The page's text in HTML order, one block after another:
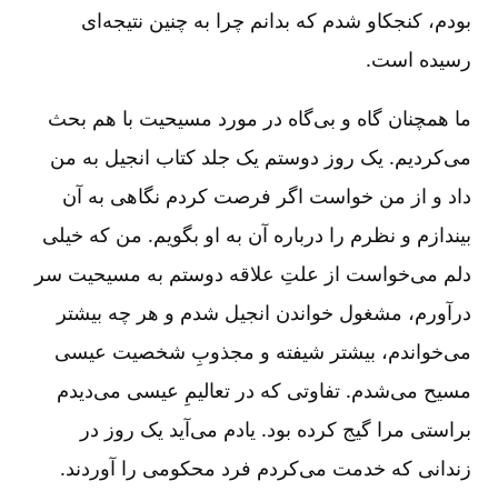
بودم، کنجکاو شدم که بدانم چرا به چنین نتیجه‌ای
رسیده ‌است.
ما همچنان گاه و بی‌گاه در مورد مسیحیت با هم بحث
می‌کردیم. یک روز دوستم یک جلد کتاب انجیل به من
داد و از من خواست اگر فرصت کردم نگاهی به آن
بیندازم و نظرم را درباره آن به او بگویم. من که خیلی
دلم می‌خواست از علتِ علاقه دوستم به مسیحیت سر
درآورم، مشغول خواندن انجیل شدم و هر چه بیشتر
می‌خواندم، بیشتر شیفته و مجذوبِ شخصیت عیسی
مسیح می‌شدم. تفاوتی که در تعالیمِ عیسی می‌دیدم
براستی مرا گیج کرده بود. یادم می‌آید یک روز در
زندانی که خدمت می‌کردم فرد محکومی را آوردند.